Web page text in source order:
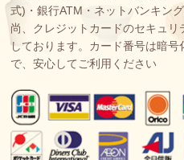
式)・銀行ATM・ネットバンキン
尚、クレジットカードのセキュ
しております。カード番号は暗
で、安心してご利用ください